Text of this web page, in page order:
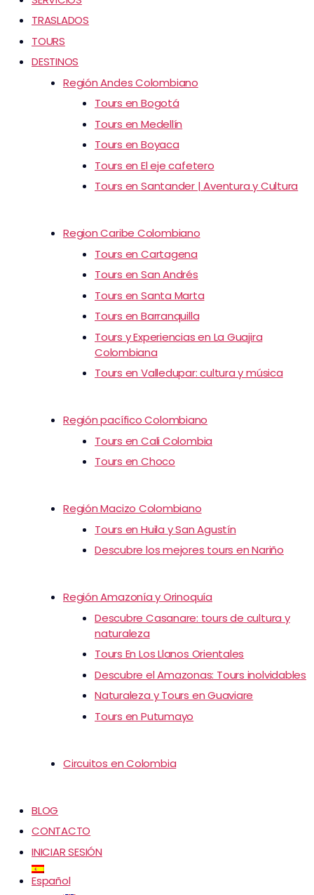
TRASLADOS
TOURS
DESTINOS
Región Andes Colombiano
Tours en Bogotá
Tours en Medellín
Tours en Boyaca
Tours en El eje cafetero
Tours en Santander | Aventura y Cultura
Region Caribe Colombiano
Tours en Cartagena
Tours en San Andrés
Tours en Santa Marta
Tours en Barranquilla
Tours y Experiencias en La Guajira
Colombiana
Tours en Valledupar: cultura y música
Región pacífico Colombiano
Tours en Cali Colombia
Tours en Choco
Región Macizo Colombiano
Tours en Huila y San Agustín
Descubre los mejores tours en Nariño
Región Amazonía y Orinoquía
Descubre Casanare: tours de cultura y
naturaleza
Tours En Los Llanos Orientales
Descubre el Amazonas: Tours inolvidables
Naturaleza y Tours en Guaviare
Tours en Putumayo
Circuitos en Colombia
BLOG
CONTACTO
INICIAR SESIÓN
Español